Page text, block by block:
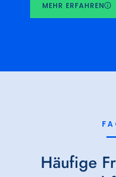
MEHR ERFAHREN
Häufige